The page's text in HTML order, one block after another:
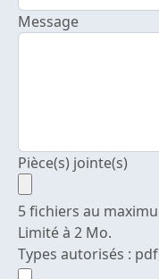
Message
Pièce(s) jointe(s)
5 fichiers au
Limité à 2 Mo.
Types autorisés :